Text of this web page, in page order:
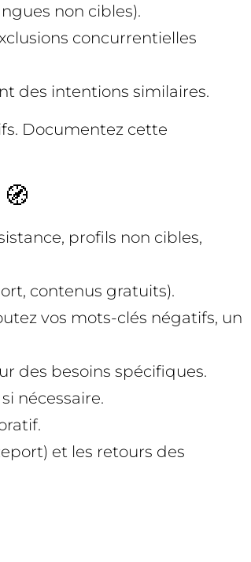
non cibles).
concurrentielles
des intentions similaires.
Documentez cette
profils non cibles,
contenus gratuits).
vos mots-clés négatifs, un
des besoins spécifiques.
nécessaire.
et les retours des